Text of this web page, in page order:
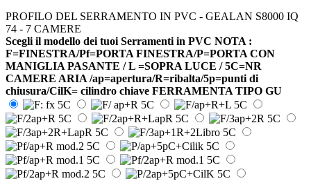
PROFILO DEL SERRAMENTO IN PVC - GEALAN S8000 IQ
74 - 7 CAMERE
Scegli il modello dei tuoi Serramenti in PVC NOTA :
F=FINESTRA/Pf=PORTA FINESTRA/P=PORTA CON
MANIGLIA PASANTE / L =SOPRA LUCE / 5C=NR
CAMERE ARIA /ap=apertura/R=ribalta/5p=punti di
chiusura/CilK= cilindro chiave FERRAMENTA TIPO GU